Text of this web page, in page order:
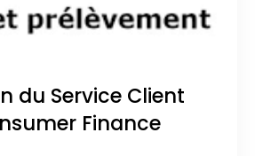
du Service Client
Finance